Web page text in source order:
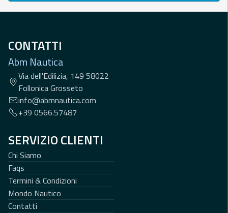
CONTATTI
Abm Nautica
Via dell'Edilizia, 149 58022
Follonica Grosseto
info@abmnautica.com
+39 0566.57487
SERVIZIO CLIENTI
Chi Siamo
Faqs
Termini & Condizioni
Mondo Nautico
Contatti